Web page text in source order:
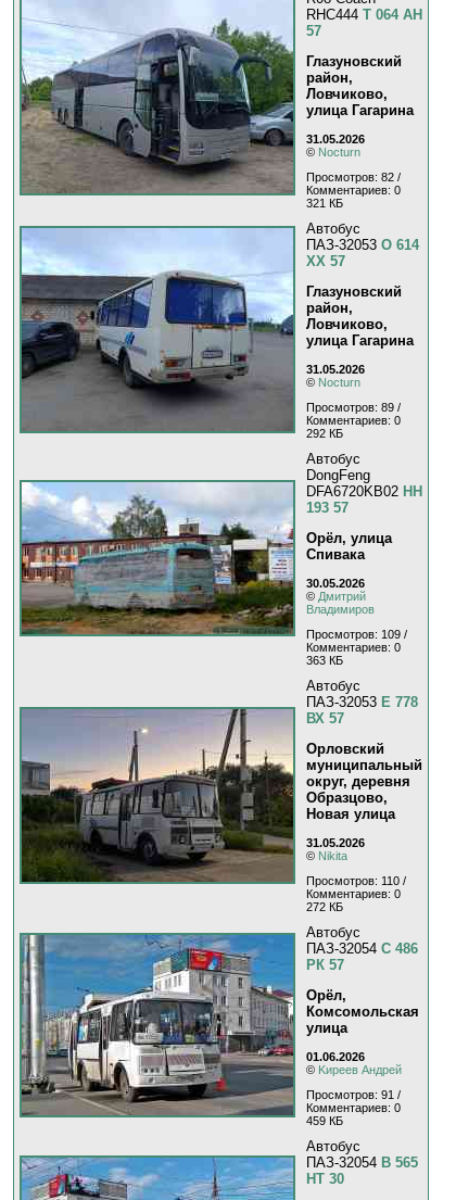
RHC444 Т 064 АН
57
Глазуновский
район,
Ловчиково,
улица Гагарина
31.05.2026
© Nocturn
Просмотров: 82 /
Комментариев: 0
321 КБ
Автобус
ПАЗ-32053 О 614
ХХ 57
Глазуновский
район,
Ловчиково,
улица Гагарина
31.05.2026
© Nocturn
Просмотров: 89 /
Комментариев: 0
292 КБ
Автобус
DongFeng
DFA6720KB02 НН
193 57
Орёл, улица
Спивака
30.05.2026
© Дмитрий
Владимиров
Просмотров: 109 /
Комментариев: 0
363 КБ
Автобус
ПАЗ-32053 Е 778
ВХ 57
Орловский
муниципальный
округ, деревня
Образцово,
Новая улица
31.05.2026
© Nikita
Просмотров: 110 /
Комментариев: 0
272 КБ
Автобус
ПАЗ-32054 С 486
РК 57
Орёл,
Комсомольская
улица
01.06.2026
© Kиpeeв Aндpeй
Просмотров: 91 /
Комментариев: 0
459 КБ
Автобус
ПАЗ-32054 В 565
НТ 30